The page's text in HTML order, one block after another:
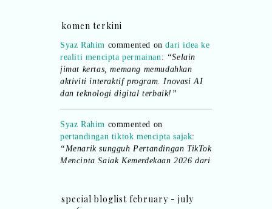
komen terkini
realiti mencipta permainan:“Selain
jimat kertas, memang memudahkan
aktiviti interaktif program. Inovasi AI
dan teknologi digital terbaik!”
pertandingan tiktok mencipta sajak
“Menarik sungguh Pertandingan TikTok
Mencipta Sajak Kemerdekaan 2026 dari
PNM ni! Platform terbaik serlahkan
special bloglist february - july